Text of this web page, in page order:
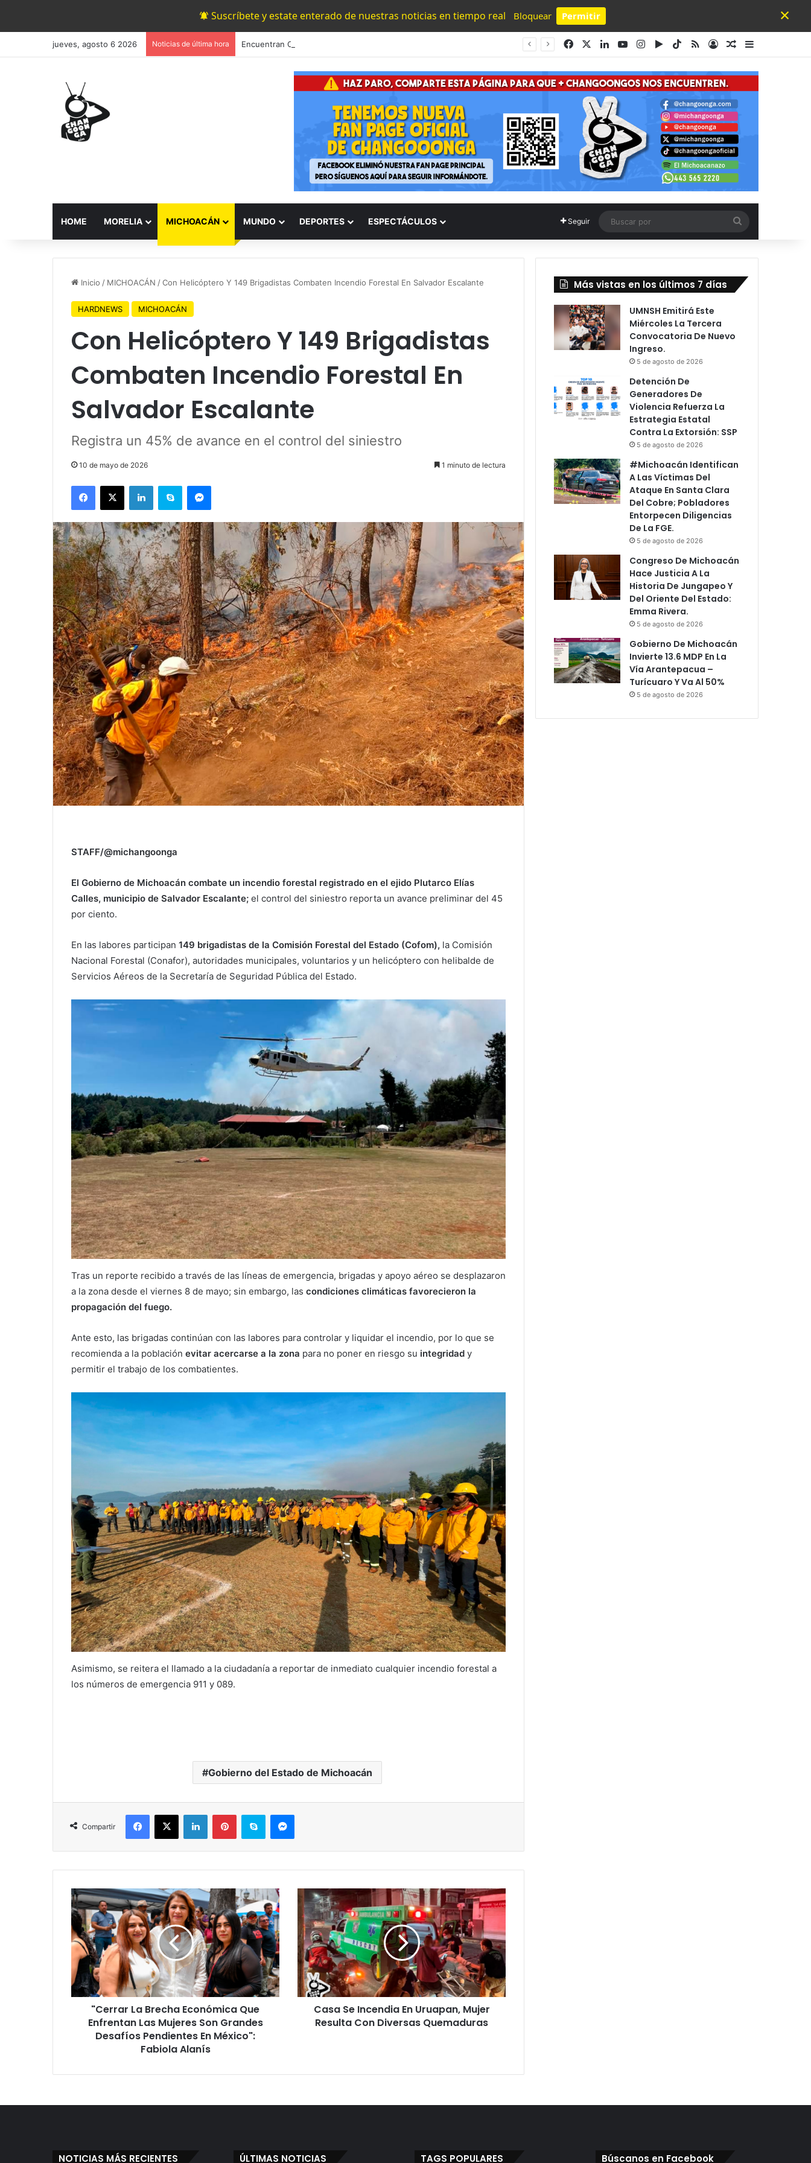
Suscríbete y estate enterado de nuestras noticias en tiempo real Bloquear Permitir
Powered by SendPulse
×
jueves, agosto 6 2026 Noticias de última hora FacebookLinkedInYouTubeInstagram
Google Play
TikTok
RSSAccesoPublicación al
Barra lateral
HOME MORELIA MICHOACÁN MUNDO DEPORTES ESPECTÁCULOS Seguir
por
Inicio / MICHOACÁN /Con Helicóptero Y 149 Brigadistas Combaten Incendio Forestal En Salvador Escalante
HARDNEWS MICHOACÁN
Con Helicóptero Y 149 Brigadistas
Combaten Incendio Forestal En
Salvador Escalante
Registra un 45% de avance en el control del siniestro
10 de mayo de 2026 1 minuto de lectura
Facebook
X LinkedInSkype Messenger
STAFF/@michangoonga
El Gobierno de Michoacán combate un incendio forestal registrado en el ejido Plutarco Elías
Calles, municipio de Salvador Escalante; el control del siniestro reporta un avance preliminar del 45
por ciento.
En las labores participan 149 brigadistas de la Comisión Forestal del Estado (Cofom), la Comisión
Nacional Forestal (Conafor), autoridades municipales, voluntarios y un helicóptero con helibalde de
Servicios Aéreos de la Secretaría de Seguridad Pública del Estado.
Tras un reporte recibido a través de las líneas de emergencia, brigadas y apoyo aéreo se desplazaron
a la zona desde el viernes 8 de mayo; sin embargo, las condiciones climáticas favorecieron la
propagación del fuego.
Ante esto, las brigadas continúan con las labores para controlar y liquidar el incendio, por lo que se
recomienda a la población evitar acercarse a la zona para no poner en riesgo su integridad y
permitir el trabajo de los combatientes.
Asimismo, se reitera el llamado a la ciudadanía a reportar de inmediato cualquier incendio forestal a
los números de emergencia 911 y 089.
Gobierno del Estado de Michoacán
Compartir
Facebook
X LinkedInPinterestSkype Messenger
"Cerrar
La
Brecha
Económica
Que
Enfrentan
Las
Mujeres
Son
Grandes
Desafíos
Pendientes
"Cerrar La Brecha Económica Que
Enfrentan Las Mujeres Son Grandes
Desafíos Pendientes En México":
Fabiola Alanís
Casa
Se
Incendia
En
Uruapan,
Mujer
Resulta
Con
Diversas
Quemaduras
Casa Se Incendia En Uruapan, Mujer
Resulta Con Diversas Quemaduras
Más vistas en los últimos 7 días
UMNSH Emitirá Este
Miércoles La Tercera
Convocatoria De Nuevo
Ingreso.
5 de agosto de 2026
Detención De
Generadores De
Violencia Refuerza La
Estrategia Estatal
Contra La Extorsión: SSP
5 de agosto de 2026
#Michoacán Identifican
A Las Víctimas Del
Ataque En Santa Clara
Del Cobre; Pobladores
Entorpecen Diligencias
De La FGE.
5 de agosto de 2026
Congreso De Michoacán
Hace Justicia A La
Historia De Jungapeo Y
Del Oriente Del Estado:
Emma Rivera.
5 de agosto de 2026
Gobierno De Michoacán
Invierte 13.6 MDP En La
Vía Arantepacua –
Turícuaro Y Va Al 50%
5 de agosto de 2026
NOTICIAS MÁS RECIENTES ÚLTIMAS NOTICIAS TAGS POPULARES Búscanos en Facebook